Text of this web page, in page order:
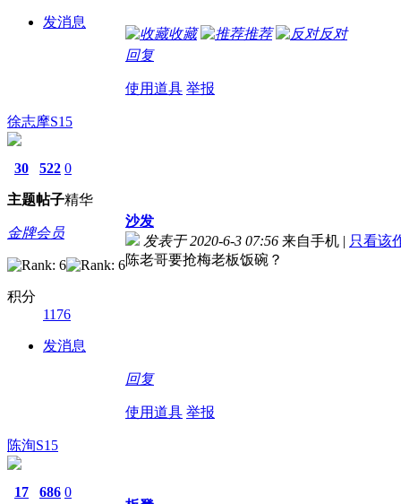
发消息
收藏 推荐
反对
回复
使用道具 举报
徐志摩S15
30
主题
522
帖子
0
精华
金牌会员
积分
1176
发消息
沙发
发表于 2020-6-3 07:56 来自手机 | 只看该
陈老哥要抢梅老板饭碗？
回复
使用道具 举报
陈洵S15
17 686 0